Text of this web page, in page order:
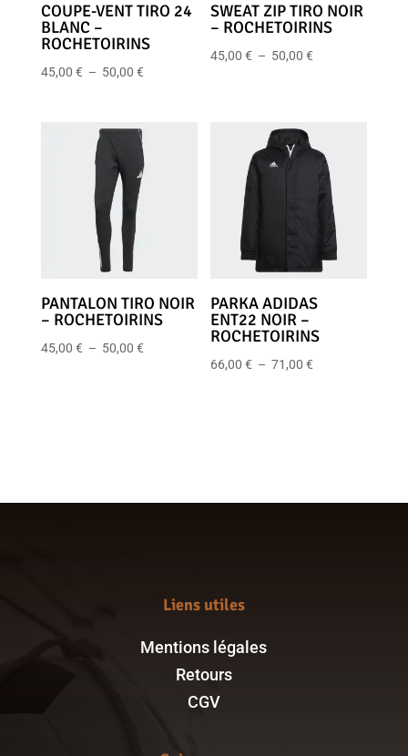
COUPE-VENT TIRO 24
BLANC –
ROCHETOIRINS
45,00 € – 50,00 €Plage
45,00 €
à
SWEAT ZIP TIRO NOIR
– ROCHETOIRINS
45,00€ – 50,00€
à
50,00 €
PANTALON TIRO NOIR
– ROCHETOIRINS
45,00 € – 50,00 €Plage
PARKA ADIDAS
ENT22 NOIR –
ROCHETOIRINS
66,00€ – 71,00€
Liens utiles
Mentions légales
Retours
CGV